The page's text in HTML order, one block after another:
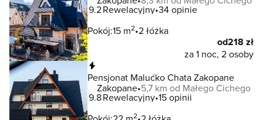
9.2Rewelacyjny 34 opinie
Pokój:15 m2 2 łóżka
od218 zł
za 1 noc, 2 osoby
Pensjonat Malućko Chata Zakopane
Zakopane 5,7 km od Małego Cichego
9.8Rewelacyjny 15 opinii
2